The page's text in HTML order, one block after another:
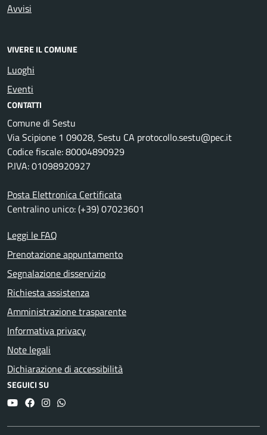
Avvisi
VIVERE IL COMUNE
Luoghi
Eventi
CONTATTI
Comune di Sestu
Via Scipione 1 09028, Sestu CA protocollo.sestu@pec.it
Codice fiscale: 80004890929
P.IVA: 01098920927
Posta Elettronica Certificata
Centralino unico: (+39) 07023601
Leggi le FAQ
Prenotazione appuntamento
Segnalazione disservizio
Richiesta assistenza
Amministrazione trasparente
Informativa privacy
Note legali
Dichiarazione di accessibilità
SEGUICI SU
YouTubeFacebookInstagram
Whatsapp